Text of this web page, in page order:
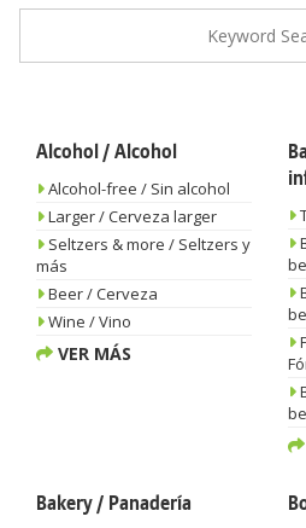
Alcohol / Alcohol
Alcohol-free / Sin alcohol
Larger / Cerveza larger
Seltzers & more / Seltzers y
más
Beer / Cerveza
Wine / Vino
VER MÁS
Bakery / Panadería